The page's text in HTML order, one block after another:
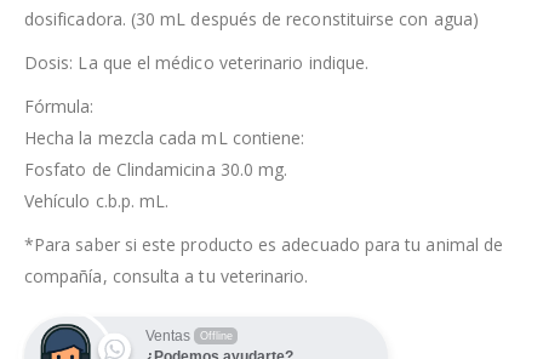
dosificadora. (30 mL después de reconstituirse con agua)
Dosis: La que el médico veterinario indique.
Fórmula:
Hecha la mezcla cada mL contiene:
Fosfato de Clindamicina 30.0 mg.
Vehículo c.b.p. mL.
*Para saber si este producto es adecuado para tu animal de
compañía, consulta a tu veterinario.
Ventas Offline